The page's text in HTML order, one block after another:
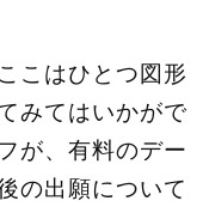
こはひとつ図形
みてはいかがで
が、有料のデー
の出願について